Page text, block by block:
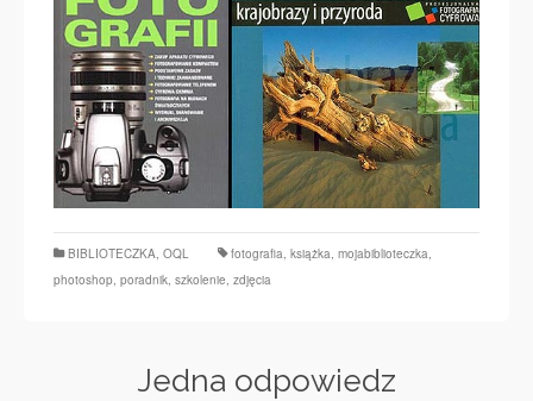
BIBLIOTECZKA, OQL fotografia, książka, mojabiblioteczka,
photoshop, poradnik, szkolenie, zdjęcia
Jedna odpowiedz